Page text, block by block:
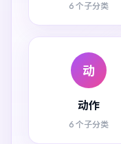
6 个子分类
动
动作
6 个子分类